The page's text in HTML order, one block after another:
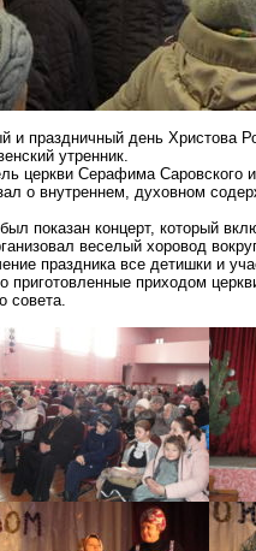
и праздничный день Христова
утренник.
церкви СерафимаСаровского
о внутреннем, духовном
показан концерт, который
веселый хоровод
праздника все детишки и
приготовленные приходом
совета.